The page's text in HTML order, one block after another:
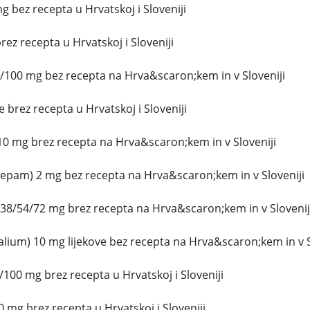
bez recepta u Hrvatskoj i Sloveniji
recepta u Hrvatskoj i Sloveniji
mg bez recepta na Hrva&scaron;kem in v Sloveniji
brez recepta u Hrvatskoj i Sloveniji
mg brez recepta na Hrva&scaron;kem in v Sloveniji
2 mg bez recepta na Hrva&scaron;kem in v Sloveniji
54/72 mg brez recepta na Hrva&scaron;kem in v
10 mg lijekove bez recepta na Hrva&scaron;kem in v
mg brez recepta u Hrvatskoj i Sloveniji